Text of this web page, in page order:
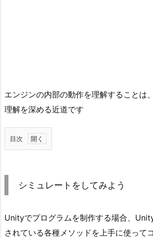
エンジンの内部の動作を理解することは
理解を深める近道です
目次
1.
ュ
ー
ト
シミュレートをしてみよう
Unityでプログラムを制作する場合、
されている各種メソッドを上手に使って